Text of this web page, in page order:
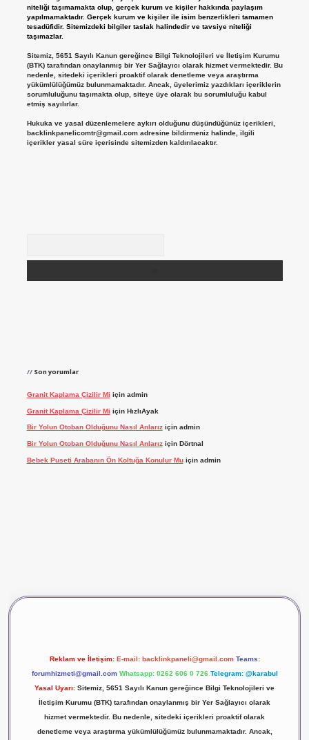
niteliği taşımamakta olup, gerçek kurum ve kişiler hakkında paylaşım
yapılmamaktadır. Gerçek kurum ve kişiler ile isim benzerlikleri tamamen
tesadüfidir. Sitemizdeki bilgiler taslak halindedir ve tavsiye niteliği
taşımazlar.
Sitemiz, 5651 Sayılı Kanun gereğince Bilgi Teknolojileri ve İletişim Kurumu
(BTK) tarafından onaylanmış bir Yer Sağlayıcı olarak hizmet vermektedir. Bu
nedenle, sitedeki içerikleri proaktif olarak denetleme veya araştırma
yükümlülüğümüz bulunmamaktadır. Ancak, üyelerimiz yazdıkları içeriklerin
sorumluluğunu taşımakta olup, siteye üye olarak bu sorumluluğu kabul
etmiş sayılırlar.
Hukuka ve yasal düzenlemelere aykırı olduğunu düşündüğünüz içerikleri,
backlinkpanelicomtr@gmail.comadresine bildirmeniz halinde, ilgili
içerikler yasal süre içerisinde sitemizden kaldırılacaktır.
Son yorumlar
Granit Kaplama Çizilir Mi için admin
Granit Kaplama Çizilir Mi için HızlıAyak
Bir Yolun Otoban Olduğunu Nasıl Anlarıziçin admin
Bir Yolun Otoban Olduğunu Nasıl Anlarıziçin Dörtnal
Bebek Puseti Arabanın Ön Koltuğa Konulur Muiçin admin
Reklam ve İletişim: E-mail: backlinkpaneli@gmail.com Teams:
forumhizmeti@gmail.com Whatsapp: 0262 606 0 726 Telegram: @karabul
Yasal Uyarı: Sitemiz, 5651 Sayılı Kanun gereğince Bilgi Teknolojileri ve
İletişim Kurumu (BTK) tarafından onaylanmış bir Yer Sağlayıcı olarak
hizmet vermektedir. Bu nedenle, sitedeki içerikleri proaktif olarak
denetleme veya araştırma yükümlülüğümüz bulunmamaktadır. Ancak,